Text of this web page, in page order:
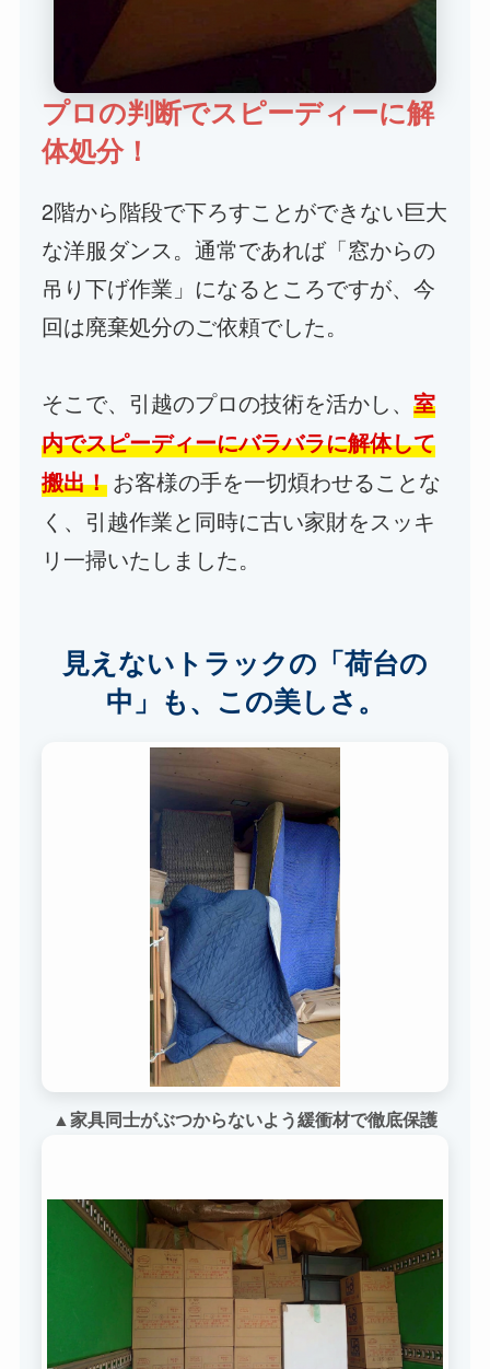
プロの判断でスピーディーに解
体処分！
2階から階段で下ろすことができない巨大
な洋服ダンス。通常であれば「窓からの
吊り下げ作業」になるところですが、今
回は廃棄処分のご依頼でした。
そこで、引越のプロの技術を活かし、 室
内でスピーディーにバラバラに解体して
搬出！お客様の手を一切煩わせることな
く、引越作業と同時に古い家財をスッキ
リ一掃いたしました。
見えないトラックの「荷台の
中」も、この美しさ。
▲家具同士がぶつからないよう緩衝材で徹底保護